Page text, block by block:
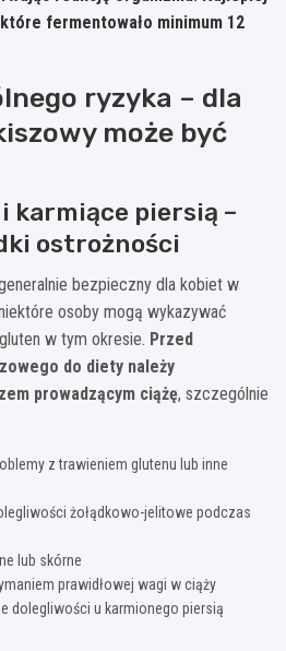
fermentowało minimum 12
ryzyka – dla
może być
karmiące piersią –
ostrożności
bezpieczny dla kobiet w
osoby mogą wykazywać
w tym okresie. Przed
do diety należy
prowadzącym ciążę, szczególnie
z trawieniem glutenu lub inne
żołądkowo-jelitowe podczas
lub skórne
prawidłowej wagi w ciąży
dolegliwości u karmionego piersią